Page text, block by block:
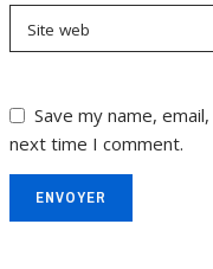
Site web
Save my name,
next time I comment.
ENVOYER